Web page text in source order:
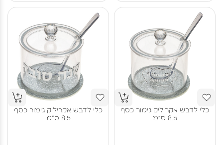
כלי לדבש אקריליק גימור כסף
8.5 ס"מ
כלי לדבש אקריליק גימור כסף
8.5 ס"מ